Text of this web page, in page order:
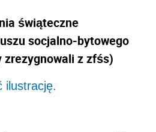
świąteczne
socjalno-bytowego
zrezygnowali z zfśs)
ilustrację.